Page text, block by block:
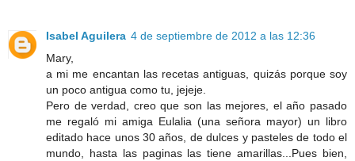
Isabel Aguilera 4 de septiembre de 2012 a las 12:36
Mary,
a mi me encantan las recetas antiguas, quizás porque soy
un poco antigua como tu, jejeje.
Pero de verdad, creo que son las mejores, el año pasado
me regaló mi amiga Eulalia (una señora mayor) un libro
editado hace unos 30 años, de dulces y pasteles de todo el
mundo, hasta las paginas las tiene amarillas...Pues bien,